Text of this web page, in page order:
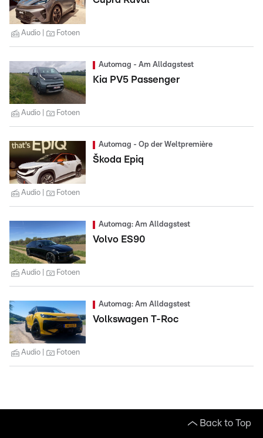
Audio Fotoen
Automag - Am Alldagstest
Kia PV5 Passenger
Audio Fotoen
Automag - Op der Weltpremière
Škoda Epiq
Audio Fotoen
Automag: Am Alldagstest
Volvo ES90
Audio Fotoen
Automag: Am Alldagstest
Volkswagen T-Roc
Audio Fotoen
Back to Top